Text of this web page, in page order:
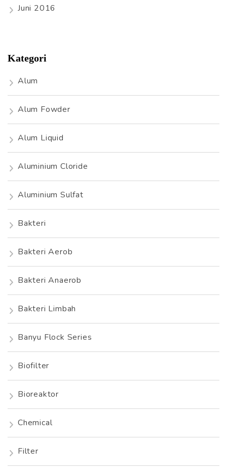
Juni 2016
Kategori
Alum
Alum Fowder
Alum Liquid
Aluminium Cloride
Aluminium Sulfat
Bakteri
Bakteri Aerob
Bakteri Anaerob
Bakteri Limbah
Banyu Flock Series
Biofilter
Bioreaktor
Chemical
Filter